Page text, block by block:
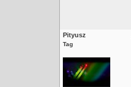
Pityusz
Tag